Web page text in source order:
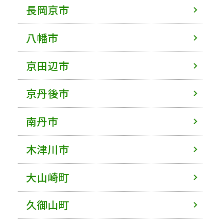
長岡京市
八幡市
京田辺市
京丹後市
南丹市
木津川市
大山崎町
久御山町